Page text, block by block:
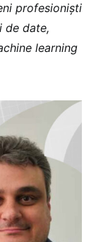
profesioniști
de date,
learning